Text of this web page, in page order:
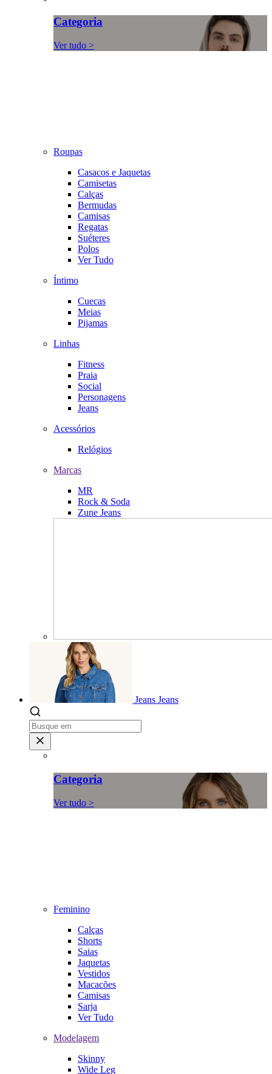
Categoria
Ver tudo >
Roupas
Casacos e Jaquetas
Camisetas
Calças
Bermudas
Camisas
Regatas
Suéteres
Polos
Ver Tudo
Íntimo
Cuecas
Meias
Pijamas
Linhas
Fitness
Praia
Social
Personagens
Jeans
Acessórios
Relógios
Marcas
MR
Rock & Soda
Zune Jeans
Jeans Jeans
Categoria
Ver tudo >
Feminino
Calças
Shorts
Saias
Jaquetas
Vestidos
Macacões
Camisas
Sarja
Ver Tudo
Modelagem
Skinny
Wide Leg